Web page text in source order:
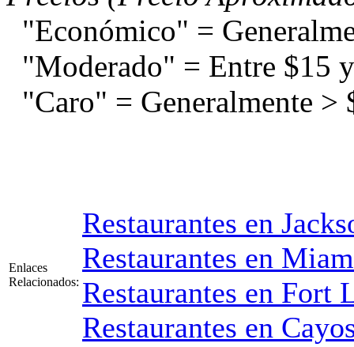
"Económico" =
"Moderado" = Entre $15
"Caro" = Generalmente >
Enlaces
Relacionados:
Restaurantes en
Restaurantes en
Restaurantes en Fort
Restaurantes en